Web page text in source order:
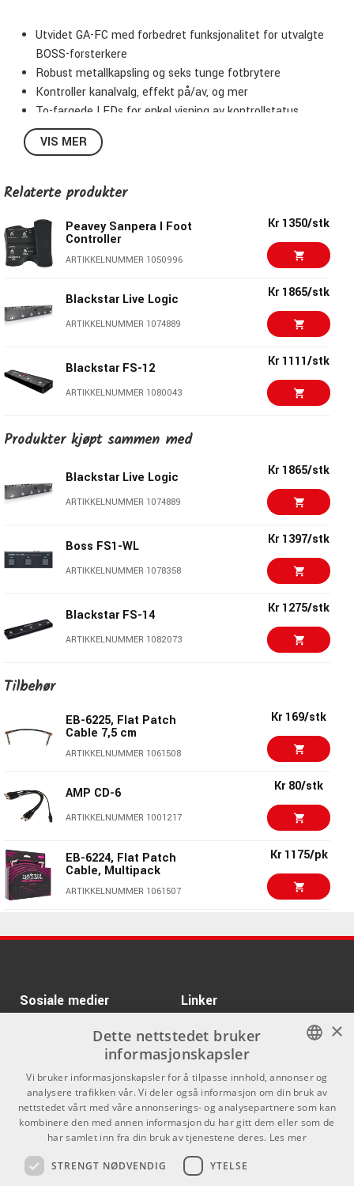
Utvidet GA-FC med forbedret funksjonalitet for utvalgte
BOSS-forsterkere
Robust metallkapsling og seks tunge fotbrytere
Kontroller kanalvalg, effekt på/av, og mer
To-fargede LEDs for enkel visning av kontrollstatus
To dedikerte expression pedal-uttak
Ekstra kontrolluttak med treveis modusvelger
FOOT CONTROL 2 modus for å betjene to forsterkere
EXPAND modus for å legge til en annen GA-FC EX eller
en GA-FC
Fungerer som en standard GA-FC kontrollere med andre
Kobles til med en enkel 1/4-tums TRS-kabel (inkludert)
—ingen strøm nødvendig
VIS MER
Relaterte produkter
Peavey Sanpera I Foot
Controller
ARTIKKELNUMMER 1050996
Kr 1350/stk
Blackstar Live Logic
ARTIKKELNUMMER 1074889
Kr 1865/stk
Blackstar FS-12
ARTIKKELNUMMER 1080043
Kr 1111/stk
Boss FS1-WL
Electro Harmonix 22500 Kr 875/stk
VOX VFS5 Kr 930/stk
Nektar Pacer Kr 2530/stk
Blackstar FS-18
ARTIKKELNUMMER 1080044
Produkter kjøpt sammen med
Blackstar Live Logic
ARTIKKELNUMMER 1074889
Kr 1865/stk
Boss FS1-WL
ARTIKKELNUMMER 1078358
Kr 1397/stk
Blackstar FS-14
ARTIKKELNUMMER 1082073
Kr 1275/stk
Neural DSP Quad
Cortex
Kr 19207/stk
Shure SE215 PRO
ARTIKKELNUMMER 1079182
Kr 1315/stk
KORG KA-350 Power Kr 330/stk
ARTIKKELNUMMER 1086928
Tilbehør
EB-6225, Flat Patch
Cable 7,5 cm
ARTIKKELNUMMER 1061508
Kr 169/stk
AMP CD-6
ARTIKKELNUMMER 1001217
Kr 80/stk
EB-6224, Flat Patch
Cable, Multipack
ARTIKKELNUMMER 1061507
Kr 1175/pk
Cable 15 cm, 3-pack
Ernie Ball EB-6191 Volt
Power Supply
ARTIKKELNUMMER 1066630
PRS Barefoot Button
Bird Logo
ARTIKKELNUMMER 1077945
Ernie Ball Ball EB-6220
ARTIKKELNUMMER 1066127
Kr 360/pk
Sosiale medier Linker
Om Oss
Kontakt oss
Kjøpsvilkår
Butikken
Varemerker
NORWEGIAN
×
Dette nettstedet bruker
informasjonskapsler
Vi bruker informasjonskapsler for å tilpasse innhold, annonser og
analysere trafikken vår. Vi deler også informasjon om din bruk av
nettstedet vårt med våre annonserings- og analysepartnere som kan
kombinere den med annen informasjon du har gitt dem eller som de
har samlet inn fra din bruk av tjenestene deres. Les mer
STRENGT NØDVENDIG YTELSE